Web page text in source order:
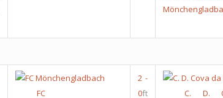
FC
2 -
0ft
C. D.